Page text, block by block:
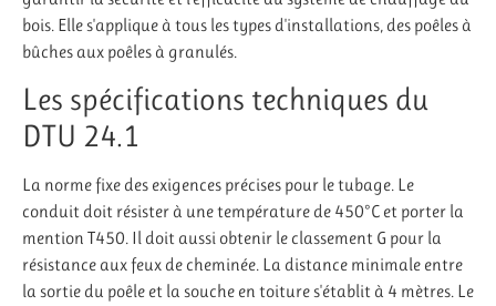
bois. Elle s'applique à tous les types d'installations, des poêles à
bûches aux poêles à granulés.
Les spécifications techniques du
DTU 24.1
La norme fixe des exigences précises pour le tubage. Le
conduit doit résister à une température de 450°C et porter la
mention T450. Il doit aussi obtenir le classement G pour la
résistance aux feux de cheminée. La distance minimale entre
la sortie du poêle et la souche en toiture s'établit à 4 mètres. Le